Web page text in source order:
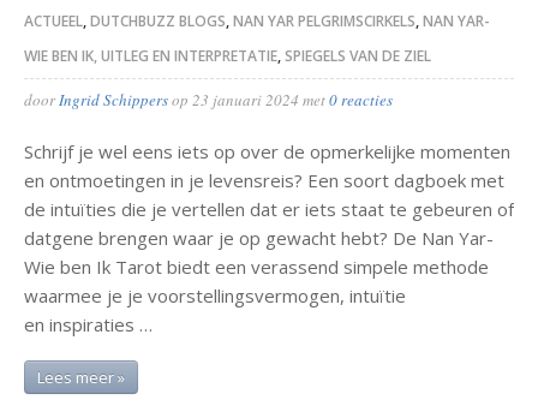
ACTUEEL,DUTCHBUZZ BLOGS,NAN YAR PELGRIMSCIRKELS,NAN YAR-
WIE BEN IK, UITLEG EN INTERPRETATIE,SPIEGELS VAN DE ZIEL
doorIngrid Schippersop 23 januari 2024 met0 reacties
Schrijf je wel eens iets op over de opmerkelijke momenten
en ontmoetingen in je levensreis? Een soort dagboek met
de intuïties die je vertellen dat er iets staat te gebeuren of
datgene brengen waar je op gewacht hebt? De Nan Yar-
Wie ben Ik Tarot biedt een verassend simpele methode
waarmee je je voorstellingsvermogen, intuïtie
en inspiraties …
Lees meer »